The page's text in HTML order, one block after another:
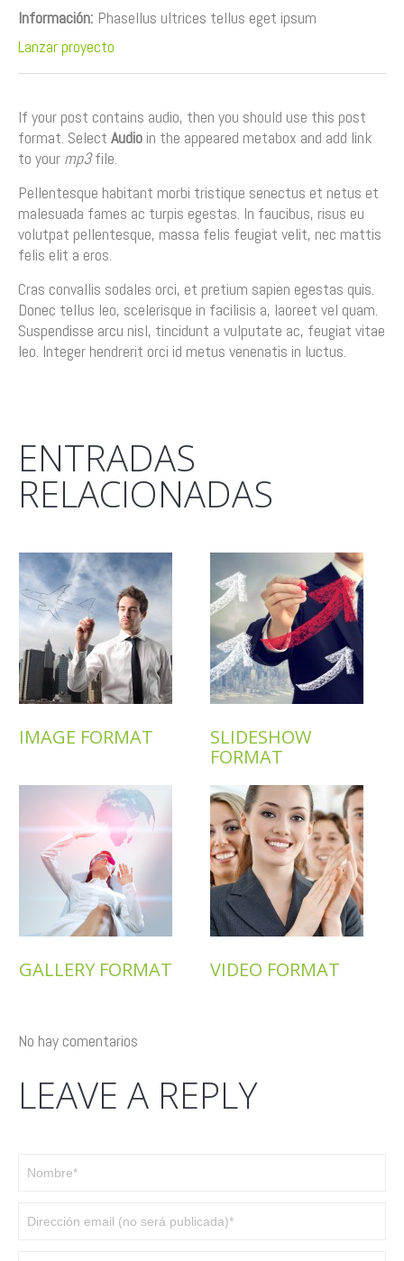
Información: Phasellus ultrices tellus eget ipsum
Lanzar proyecto
If your post contains audio, then you should use this post
format. Select Audio in the appeared metabox and add link
to your mp3file.
Pellentesque habitant morbi tristique senectus et netus et
malesuada fames ac turpis egestas. In faucibus, risus eu
volutpat pellentesque, massa felis feugiat velit, nec mattis
felis elit a eros.
Cras convallis sodales orci, et pretium sapien egestas quis.
Donec tellus leo, scelerisque in facilisis a, laoreet vel quam.
Suspendisse arcu nisl, tincidunt a vulputate ac, feugiat vitae
leo. Integer hendrerit orci id metus venenatis in luctus.
ENTRADAS
RELACIONADAS
IMAGE FORMAT
SLIDESHOW
FORMAT
GALLERY FORMAT VIDEO FORMAT
No hay comentarios
LEAVE A REPLY